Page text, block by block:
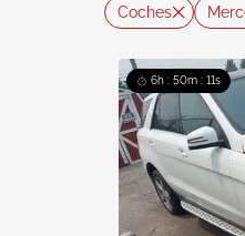
Coches
6h : 50m : 10s